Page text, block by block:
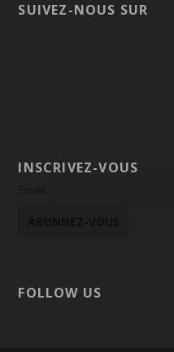
SUIVEZ-NOUS SUR
INSCRIVEZ-VOUS
FOLLOW US